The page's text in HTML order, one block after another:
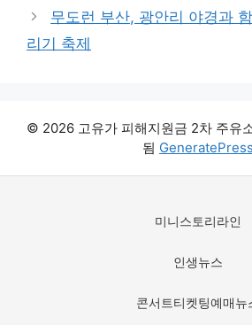
리
무도런 부산, 광안리 야경과
리기 축제
© 2026 고유가 피해지원금 2차 주유
됨 GeneratePress
미니스토리라인
인생뉴스
콘서트티켓팅예매뉴